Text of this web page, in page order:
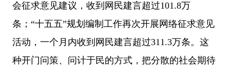
会征求意见建议，收到网民建言超过101.8万
条；“十五五”规划编制工作再次开展网络征求意见
活动，一个月内收到网民建言超过311.3万条。这
种开门问策、问计于民的方式，把分散的社会期待